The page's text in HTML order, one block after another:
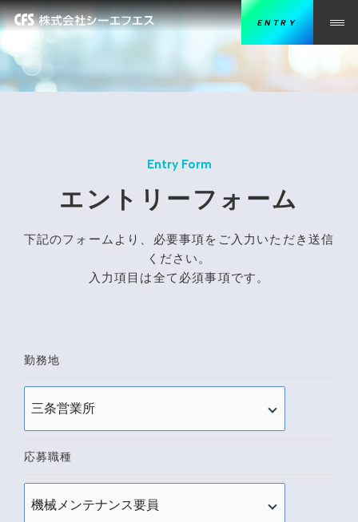
ENTRY
エントリーフォーム
下記のフォームより、必要事項をご入力いただき送信
ください。
入力項目は全て必須事項です。
勤務地
応募職種